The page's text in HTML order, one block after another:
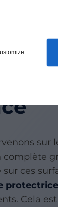
sur
complète
ces
protectrice
Cela